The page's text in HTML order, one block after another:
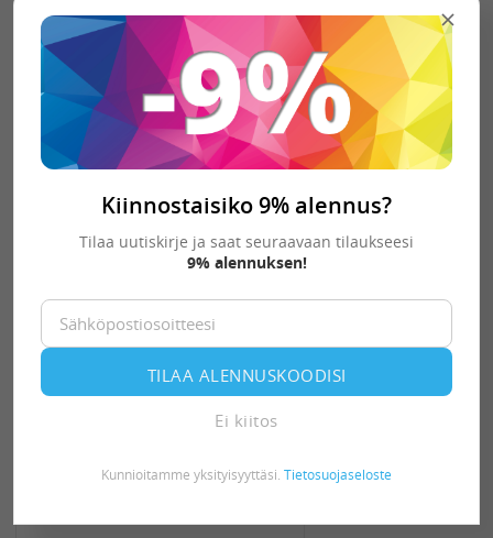
Superlonsuodatin Nilfisk GD930
iso
39,31 €
Tilaustuote
KORIIN
Kiinnostaisiko 9% alennus?
Tilaa uutiskirje ja saat seuraavaan tilaukseesi
9% alennuksen!
TILAA ALENNUSKOODISI
Ei kiitos
Kunnioitamme yksityisyyttäsi. Tietosuojaseloste